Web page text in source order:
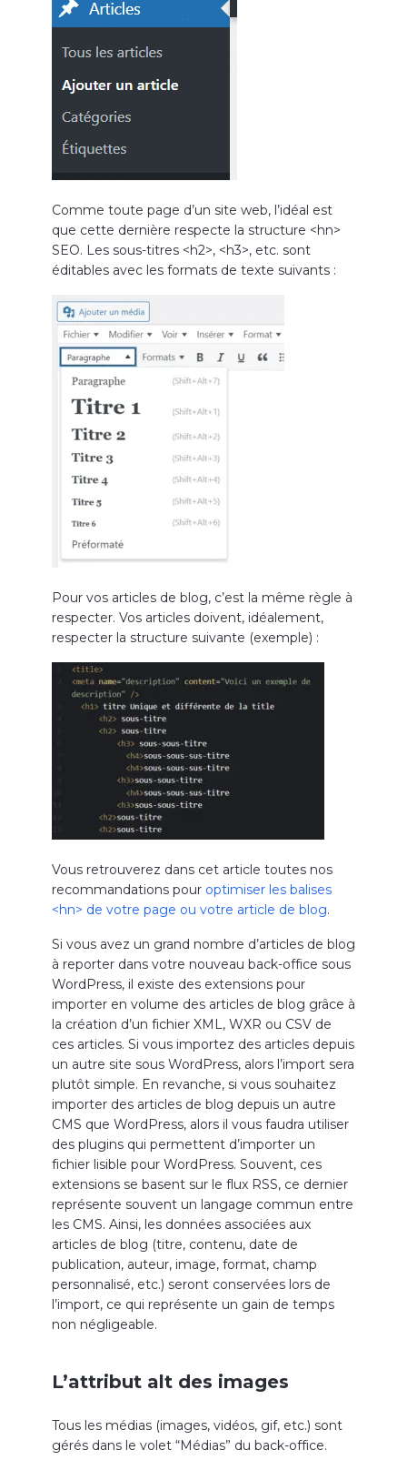
Comme toute page d’un site web, l’idéal est
que cette dernière respecte la structure <hn>
SEO. Les sous-titres <h2>, <h3>, etc. sont
éditables avec les formats de texte suivants :
Pour vos articles de blog, c’est la même règle à
respecter. Vos articles doivent, idéalement,
respecter la structure suivante (exemple) :
Vous retrouverez dans cet article toutes nos
recommandations pour optimiser les balises
<hn> de votre page ou votre article de blog.
Si vous avez un grand nombre d’articles de blog
à reporter dans votre nouveau back-office sous
WordPress, il existe des extensions pour
importer en volume des articles de blog grâce à
la création d’un fichier XML, WXR ou CSV de
ces articles. Si vous importez des articles depuis
un autre site sous WordPress, alors l’import sera
plutôt simple. En revanche, si vous souhaitez
importer des articles de blog depuis un autre
CMS que WordPress, alors il vous faudra utiliser
des plugins qui permettent d’importer un
fichier lisible pour WordPress. Souvent, ces
extensions se basent sur le flux RSS, ce dernier
représente souvent un langage commun entre
les CMS. Ainsi, les données associées aux
articles de blog (titre, contenu, date de
publication, auteur, image, format, champ
personnalisé, etc.) seront conservées lors de
l’import, ce qui représente un gain de temps
non négligeable.
L’attribut alt des images
Tous les médias (images, vidéos, gif, etc.) sont
gérés dans le volet “Médias” du back-office.